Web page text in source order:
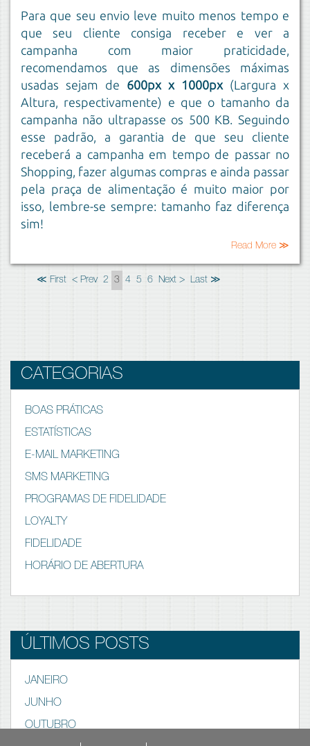
Para que seu envio leve muito menos tempo e
que seu cliente consiga receber e ver a
campanha com maior praticidade,
recomendamos que as dimensões máximas
usadas sejam de 600px x 1000px (Largura x
Altura, respectivamente) e que o tamanho da
campanha não ultrapasse os 500 KB. Seguindo
esse padrão, a garantia de que seu cliente
receberá a campanha em tempo de passar no
Shopping, fazer algumas compras e ainda passar
pela praça de alimentação é muito maior por
isso, lembre-se sempre: tamanho faz diferença
sim!
Read More ≫
≪ First < Prev 2 3 4 5 6 Next > Last ≫
CATEGORIAS
BOAS PRÁTICAS
ESTATÍSTICAS
E-MAIL MARKETING
SMS MARKETING
PROGRAMAS DE FIDELIDADE
LOYALTY
FIDELIDADE
HORÁRIO DE ABERTURA
ÚLTIMOS POSTS
JANEIRO
JUNHO
OUTUBRO